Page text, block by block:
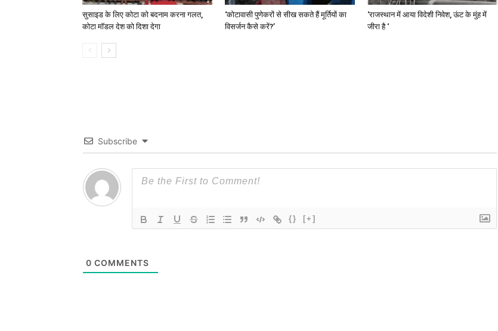
सुसाइड के लिए कोटा को बदनाम करना गलत,
कोटा मॉडल देश को दिशा देगा
‘कोटावासी पुणेकरों से सीख सकते हैं मूर्तियों का
विसर्जन कैसे करें?’
‘राजस्थान में आया विदेशी निवेश, ऊंट के मुंह में
जीरा है ‘
Subscribe
{} [+]
0 COMMENTS